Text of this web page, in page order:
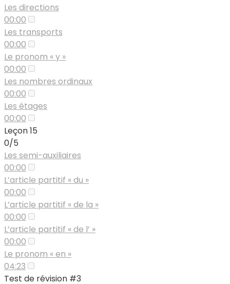
Les directions
00:00
Les transports
00:00
Le pronom « y »
00:00
Les nombres ordinaux
00:00
Les étages
00:00
Leçon 15
0/5
Les semi-auxiliaires
00:00
L’article partitif « du »
00:00
L’article partitif « de la »
00:00
L’article partitif « de l’ »
00:00
Le pronom « en »
04:23
Test de révision #3